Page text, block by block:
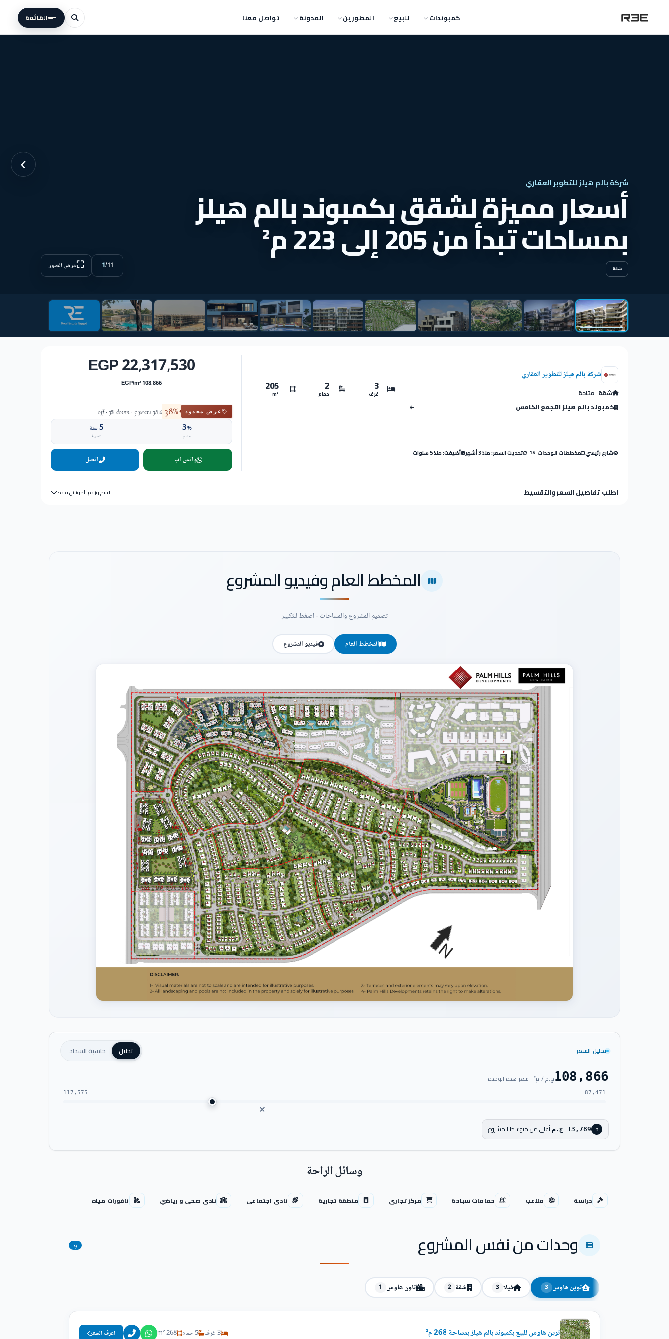
كمبوندات للبيع المطورين المدونة تواصل معنا القائمة
›
شركة بالم هيلز للتطوير العقاري
أسعار مميزة لشقق بكمبوند بالم هيلز
بمساحات تبدأ من 205 إلى 223 م²
شقة 1/11
⛶عرض الصور
شركة بالم هيلز للتطوير العقاري
شقة متاحة
كمبوند بالم هيلز التجمع الخامس
3
غرف
2
حمام
205
m²
شارع رئيسي مخططات الوحدات 15 تحديث السعر: منذ 3 أشهر أضيفت: منذ 5 سنوات
22,317,530 EGP
108,866 EGP/m²
عرض محدود 38%
38% off · 3% down · 5 years
3%
مقدم
5سنة
تقسيط
واتس اب اتصل
اطلب تفاصيل السعر والتقسيط الاسم ورقم الموبايل فقط
المخطط العام وفيديو المشروع
تصميم المشروع والمساحات - اضغط للتكبير
المخطط العام فيديو المشروع
تحليل السعر تحليل حاسبة السداد
108,866ج.م / م² · سعر هذه الوحدة
87,471
117,575
↑ 13,789 ج.م أعلى من متوسط المشروع
وسائل الراحة
حراسة ملاعب حمامات سباحة مركز تجاري منطقة تجارية نادي اجتماعي نادي صحي و رياضي نافورات مياه
وحدات من نفس المشروع 9
توين هاوس 3 فيلا 3 شقة 2 تاون هاوس 1
توين هاوس للبيع بكمبوند بالم هيلز بمساحة 268 م² 3 غرف 5 حمام 268 m² اعرف السعر